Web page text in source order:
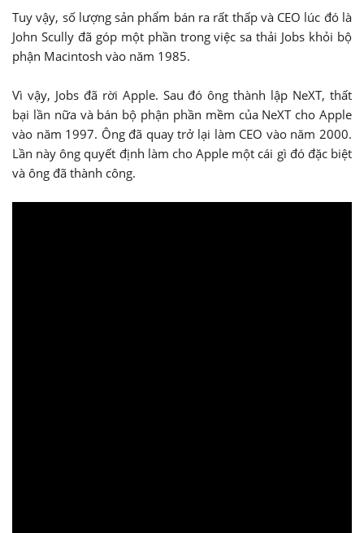
Tuy vậy, số lượng sản phẩm bán ra rất thấp và CEO lúc đó là
John Scully đã góp một phần trong việc sa thải Jobs khỏi bộ
phận Macintosh vào năm 1985.
Vì vậy, Jobs đã rời Apple. Sau đó ông thành lập NeXT, thất
bại lần nữa và bán bộ phận phần mềm của NeXT cho Apple
vào năm 1997. Ông đã quay trở lại làm CEO vào năm 2000.
Lần này ông quyết định làm cho Apple một cái gì đó đặc biệt
và ông đã thành công.